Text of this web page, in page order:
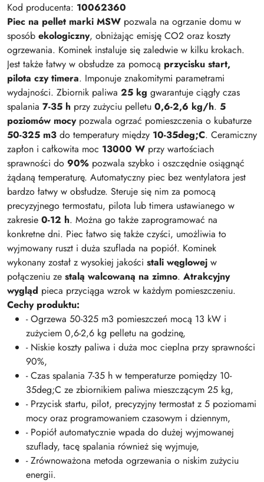
Kod producenta: 10062360
Piec na pellet marki MSW pozwala na ogrzanie domu w
sposób ekologiczny, obniżając emisję CO2 oraz koszty
ogrzewania. Kominek instaluje się zaledwie w kilku krokach.
Jest także łatwy w obsłudze za pomocą przycisku start,
pilota czy timera. Imponuje znakomitymi parametrami
wydajności. Zbiornik paliwa 25 kg gwarantuje ciągły czas
spalania 7-35 h przy zużyciu pelletu 0,6-2,6 kg/h. 5
poziomów mocypozwala ogrzać pomieszczenia o kubaturze
50-325 m3 do temperatury między 10-35deg;C. Ceramiczny
zapłon i całkowita moc 13000 W przy wartościach
sprawności do 90% pozwala szybko i oszczędnie osiągnąć
żądaną temperaturę. Automatyczny piec bez wentylatora jest
bardzo łatwy w obsłudze. Steruje się nim za pomocą
precyzyjnego termostatu, pilota lub timera ustawianego w
zakresie 0-12 h. Można go także zaprogramować na
konkretne dni. Piec łatwo się także czyści, umożliwia to
wyjmowany ruszt i duża szuflada na popiół. Kominek
wykonany został z wysokiej jakości stali węglowej w
połączeniu ze stalą walcowaną na zimno. Atrakcyjny
wygląd pieca przyciąga wzrok w każdym pomieszczeniu.
Cechy produktu:
- Ogrzewa 50-325 m3 pomieszczeń mocą 13 kW i
zużyciem 0,6-2,6 kg pelletu na godzinę,
- Niskie koszty paliwa i duża moc cieplna przy sprawności
90%,
- Czas spalania 7-35 h w temperaturze pomiędzy 10-
35deg;C ze zbiornikiem paliwa mieszczącym 25 kg,
- Przycisk startu, pilot, precyzyjny termostat z 5 poziomami
mocy oraz programowaniem czasowym i dziennym,
- Popiół automatycznie wpada do dużej wyjmowanej
szuflady, tacę spalania również się wyjmuje,
- Zrównoważona metoda ogrzewania o niskim zużyciu
energii.